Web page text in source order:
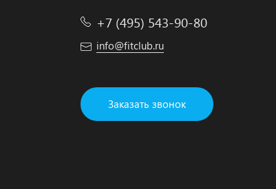
+7 (495) 543-90-80
info@fitclub.ru
Заказать звонок